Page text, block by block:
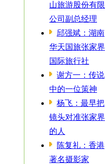
山旅游股份有限
公司副总经理
邱强斌：湖南
华天国旅张家界
国际旅行社
谢方一：传说
中的一位策神
杨飞：最早把
镜头对准张家界
的人
陈复礼：香港
著名摄影家